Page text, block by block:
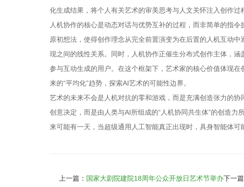
化生成结果，将个人有关艺术的审美思考与人文关怀注入创作过
人机协作的核心是动态对话与优势互补的过程，而非简单的指
原初想法，使得创作理念从完全前置演变为在后置的人机互动
现之间的线性关系。同时，人机协作正催生分布式创作主体，
参与互动生成的用户。在这个框架下，艺术家的核心价值体现
来的“平均化”趋势，探索AI艺术的可能性边界。
艺术的未来不会是人机对抗的零和游戏，而是充满创造张力的
创意决定，而是由人类与AI所组成的“人机协同共生体”的创造力
来可能有一天，当超级通用人工智能真正出现时，具身智能体可
上一篇： 国家大剧院建院18周年公众开放日艺术节举办下一